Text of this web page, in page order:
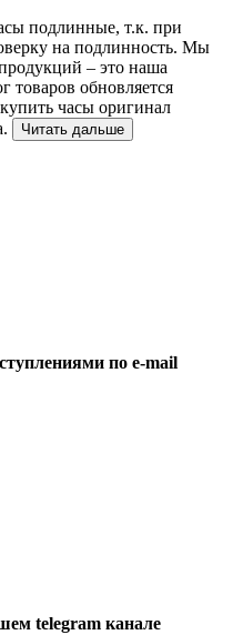
подлинные, т.к. при
на подлинность. Мы
– это наша
товаров обновляется
часы оригинал
Читать дальше
по e-mail
telegram канале